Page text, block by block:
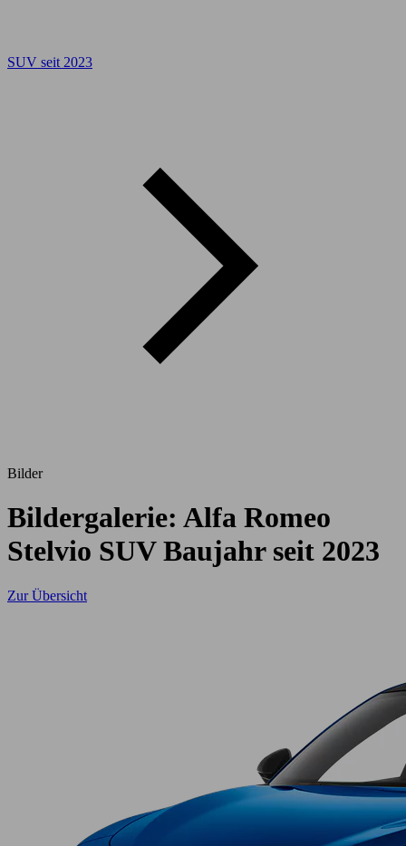
SUV seit 2023
Bilder
Bildergalerie: Alfa Romeo
Stelvio SUV Baujahr seit 2023
Zur Übersicht